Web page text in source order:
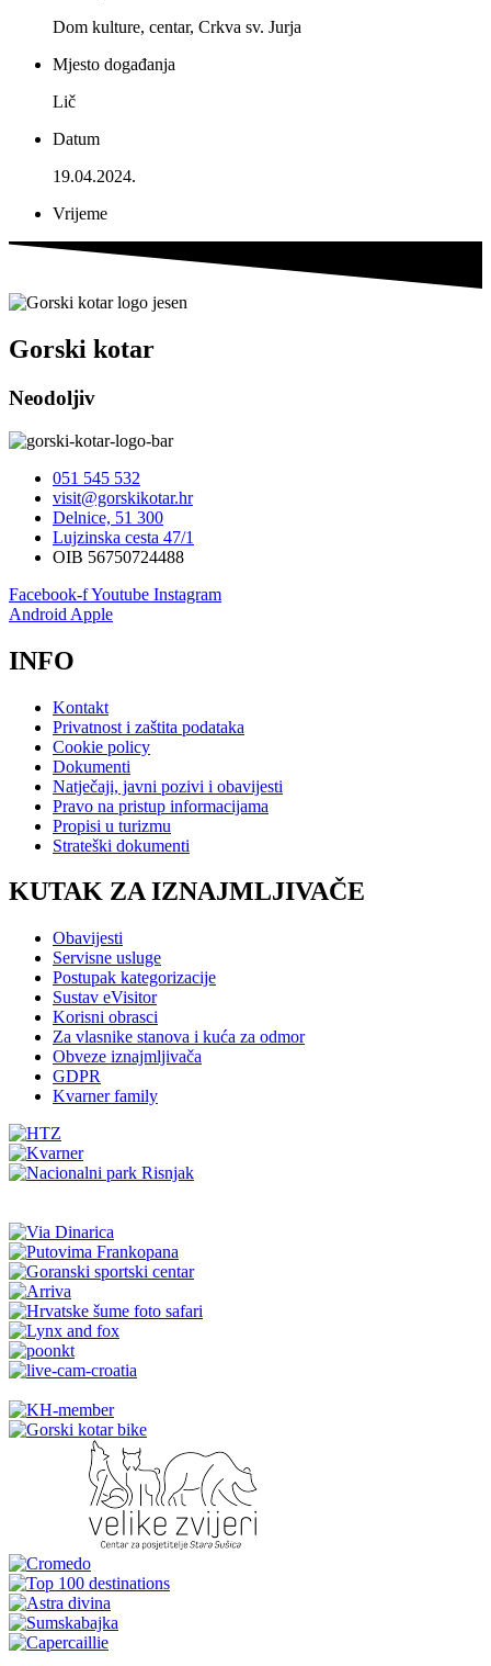
Dom kulture, centar, Crkva sv. Jurja
Mjesto događanja
Lič
Datum
19.04.2024.
Vrijeme
Gorski kotar
Neodoljiv
051 545 532
visit@gorskikotar.hr
Delnice, 51 300
Lujzinska cesta 47/1
OIB 56750724488
Facebook-fYoutube Instagram
Android Apple
INFO
Kontakt
Privatnost i zaštita podataka
Cookie policy
Dokumenti
Natječaji, javni pozivi i obavijesti
Pravo na pristup informacijama
Propisi u turizmu
Strateški dokumenti
KUTAK ZA IZNAJMLJIVAČE
Obavijesti
Servisne usluge
Postupak kategorizacije
Sustav eVisitor
Korisni obrasci
Za vlasnike stanova i kuća za odmor
Obveze iznajmljivača
GDPR
Kvarner family